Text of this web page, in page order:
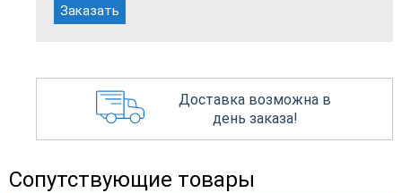
Заказать
Доставка возможна в
день заказа!
Сопутствующие товары